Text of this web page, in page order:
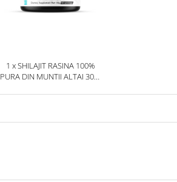
1 x SHILAJIT RASINA 100%
PURA DIN MUNTII ALTAI 30G.